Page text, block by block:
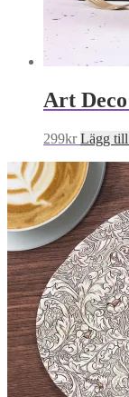
Art
299kr Lägg